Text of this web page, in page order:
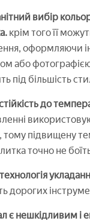
вибір
крім того її
оформляючи
або
під більшість
до
тому підвищену
точно не
дорогих
є нешкідливим і